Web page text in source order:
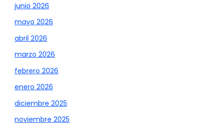
junio 2026
mayo 2026
abril 2026
marzo 2026
febrero 2026
enero 2026
diciembre 2025
noviembre 2025